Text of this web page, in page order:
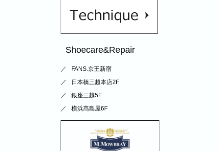
Shoecare&Repair
FANS.京王新宿
日本橋三越本店2F
銀座三越5F
横浜髙島屋6F